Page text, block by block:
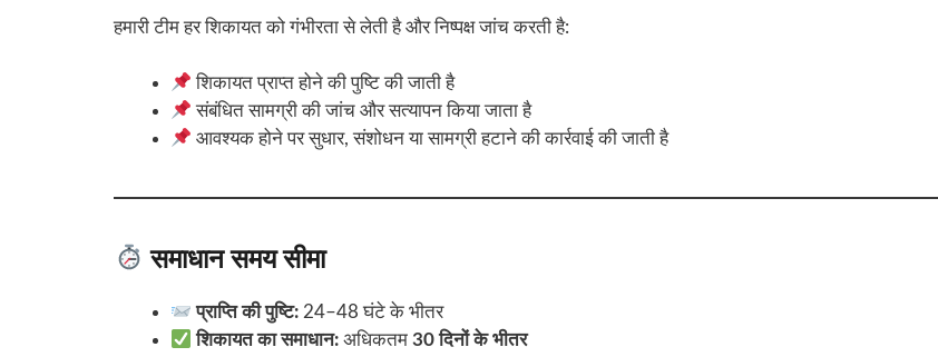
हमारी टीम हर शिकायत को गंभीरता से लेती है और निष्पक्ष जांच करती है:
शिकायत प्राप्त होने की पुष्टि की जाती है
संबंधित सामग्री की जांच और सत्यापन किया जाता है
आवश्यक होने पर सुधार, संशोधन या सामग्री हटाने की कार्रवाई की जाती है
समाधान समय सीमा
प्राप्ति की पुष्टि: 24–48 घंटे के भीतर
शिकायत का समाधान: अधिकतम30 दिनों के भीतर